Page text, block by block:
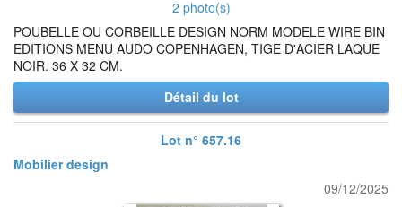
2 photo(s)
POUBELLE OU CORBEILLE DESIGN NORM MODELE WIRE BIN
EDITIONS MENU AUDO COPENHAGEN, TIGE D'ACIER LAQUE
NOIR. 36 X 32 CM.
Détail du lot
Lot n° 657.16
Mobilier design
09/12/2025